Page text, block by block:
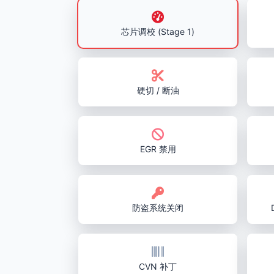
芯片调校 (Stage 1)
硬切 / 断油
EGR 禁用
防盗系统关闭
CVN 补丁